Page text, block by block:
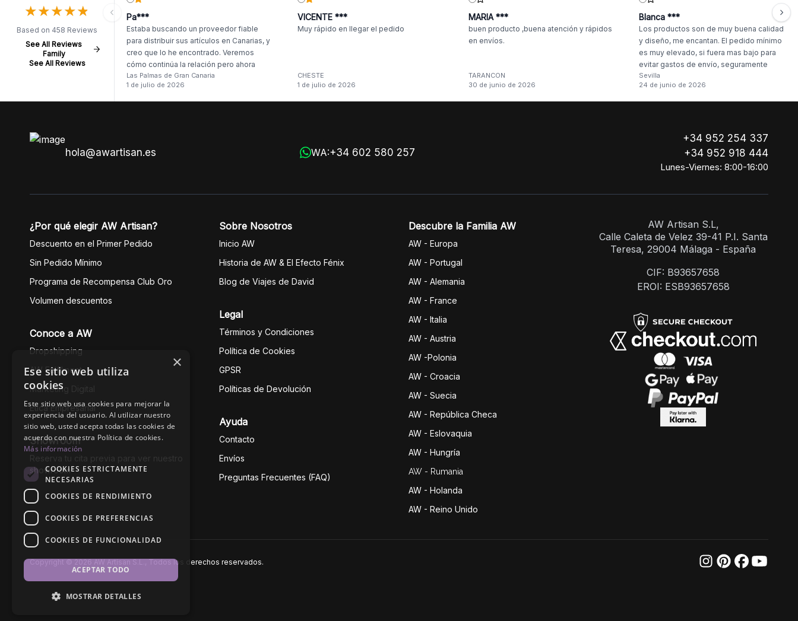
★★★★★
★★★★★
Based on 458 Reviews
See All Reviews
Family
See All Reviews
Pa***
Estaba buscando un proveedor fiable
para distribuir sus artículos en Canarias, y
creo que lo he encontrado. Veremos
cómo continúa la relación pero ahora
mismo el primer pedido me deja muy
satisfecho. Llego antes de tiempo, y, sin
ser dos productos, lo demás llego
Las Palmas de Gran Canaria
1 de julio de 2026
VICENTE ***
Muy rápido en llegar el pedido
CHESTE
1 de julio de 2026
MARIA ***
buen producto ,buena atención y rápidos
en envíos.
TARANCON
30 de junio de 2026
Blanca ***
Los productos son de muy buena calidad
y diseño, me encantan. El pedido mínimo
es muy elevado, si fuera mas bajo para
evitar gastos de envío, seguramente
haría compras más a menudo.
Sevilla
24 de junio de 2026
hola@awartisan.es WA:+34 602 580 257
+34 952 254 337
+34 952 918 444
Lunes-Viernes: 8:00-16:00
¿Por qué elegir AW Artisan?
Descuento en el Primer Pedido
Sin Pedido Mínimo
Programa de Recompensa Club Oro
Volumen descuentos
Conoce a AW
Dropshipping
AW Fulfilment
Marketing Digital
Ética Empresarial
Showroom
Reserva tu cita previa para ver nuestro
showroom
Sobre Nosotros
Inicio AW
Historia de AW & El Efecto Fénix
Blog de Viajes de David
Legal
Términos y Condiciones
Política de Cookies
GPSR
Políticas de Devolución
Ayuda
Contacto
Envíos
Preguntas Frecuentes (FAQ)
Descubre la Familia AW
AW - Europa
AW - Portugal
AW - Alemania
AW - France
AW - Italia
AW - Austria
AW -Polonia
AW - Croacia
AW - Suecia
AW - República Checa
AW - Eslovaquia
AW - Hungría
AW - Rumania
AW - Holanda
AW - Reino Unido
AW Artisan S.L,
Calle Caleta de Velez 39-41 P.I. Santa
Teresa, 29004 Málaga - España
CIF: B93657658
EROI: ESB93657658
Copyright © 2026 AW Artisan S.L., Todos los derechos reservados.
×
Ese sitio web utiliza
cookies
Este sitio web usa cookies para mejorar la
experiencia del usuario. Al utilizar nuestro
sitio web, usted acepta todas las cookies de
acuerdo con nuestra Política de cookies.
Más información
COOKIES ESTRICTAMENTE
NECESARIAS
COOKIES DE RENDIMIENTO
COOKIES DE PREFERENCIAS
COOKIES DE FUNCIONALIDAD
ACEPTAR TODO
MOSTRAR DETALLES